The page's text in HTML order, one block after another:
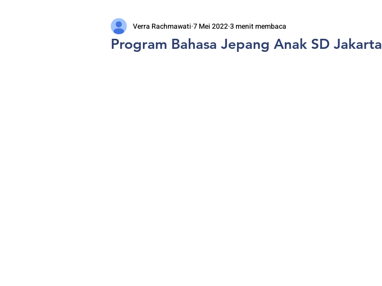
Program Bahasa Jepang Anak SD Jakarta
Verra Rachmawati 7 Mei 20223 menit membaca